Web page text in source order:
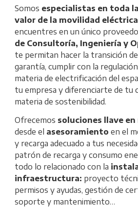
Somos especialistas en toda
valor de la movilidad eléctrica
encuentres en un único
de Consultoría, Ingeniería y
te permitan hacer la transición
garantía, cumplir con la
materia de electrificación del
tu empresa y diferenciarte de tu
materia de sostenibilidad.
Ofrecemos soluciones llave en
desde el asesoramiento en el
y recarga adecuado a tus
patrón de recarga y consumo
todo lo relacionado con la
infraestructura: proyecto
permisos y ayudas, gestión de
soporte y mantenimiento…